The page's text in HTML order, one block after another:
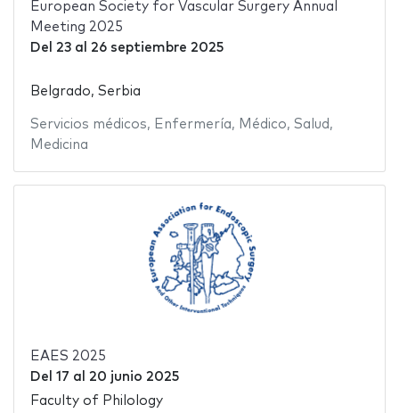
European Society for Vascular Surgery Annual
Meeting 2025
Del 23al 26 septiembre 2025
Belgrado, Serbia
Servicios médicos, Enfermería, Médico, Salud ,
Medicina
EAES 2025
Del 17 al 20 junio 2025
Faculty of Philology